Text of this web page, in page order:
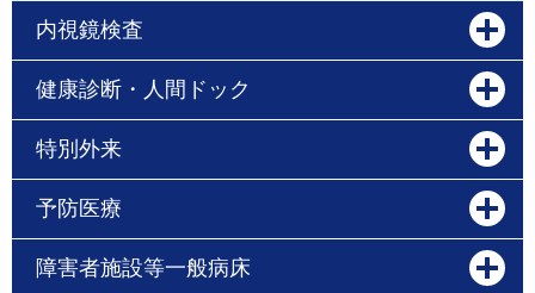
内視鏡検査
健康診断・人間ドック
特別外来
予防医療
障害者施設等一般病床